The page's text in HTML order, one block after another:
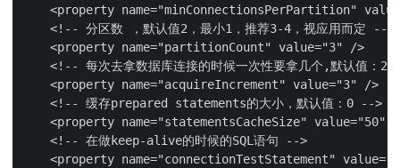
<property name="minConnectionsPerPartition"
    <!-- 分区数 ，默认值2，最小1，推荐3-4，视应用而定 -->
    <property name="partitionCount" value="3" />
<!-- 每次去拿数据库连接的时候一次性要拿几个,默认值：2
    <property name="acquireIncrement" value="3" />
    <!-- 缓存prepared statements的大小，默认值：0 -->
<property name="statementsCacheSize" value="50"
    <!-- 在做keep-alive的时候的SQL语句 -->
<property name="connectionTestStatement"